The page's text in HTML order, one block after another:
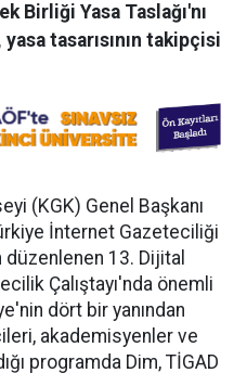
Birliği Yasa Taslağı'nı
tasarısının takipçisi
(KGK) Genel Başkanı
İnternet Gazeteciliği
düzenlenen 13. Dijital
Çalıştayı'nda önemli
dört bir yanından
akademisyenler ve
programda Dim, TİGAD